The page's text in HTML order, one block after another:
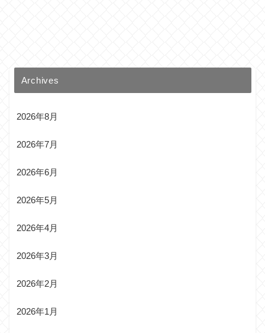
Archives
2026年8月
2026年7月
2026年6月
2026年5月
2026年4月
2026年3月
2026年2月
2026年1月